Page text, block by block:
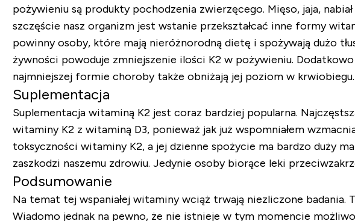
pożywieniu są produkty pochodzenia zwierzęcego. Mięso, jaja,
szczęście nasz organizm jest wstanie przekształcać inne formy
powinny osoby, które mają nieróżnorodną dietę i spożywają dużo
żywności powoduje zmniejszenie ilości K2 w pożywieniu.
najmniejszej formie choroby także obniżają jej poziom w krwiobiegu.
Suplementacja
Suplementacja witaminą K2 jest coraz bardziej popularna.
witaminy K2 z witaminą D3, ponieważ jak już wspomniałem
toksyczności witaminy K2, a jej dzienne spożycie ma bardzo duży
zaszkodzi naszemu zdrowiu. Jedynie osoby biorące leki
Podsumowanie
Na temat tej wspaniałej witaminy wciąż trwają niezliczone
Wiadomo jednak na pewno, że nie istnieje w tym momencie